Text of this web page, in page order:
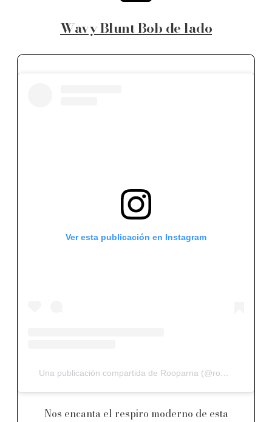
Wavy Blunt Bob de lado
Ver esta publicación en Instagram
Una publicación compartida de Rooparna (@rooparna)
Nos encanta el respiro moderno de esta